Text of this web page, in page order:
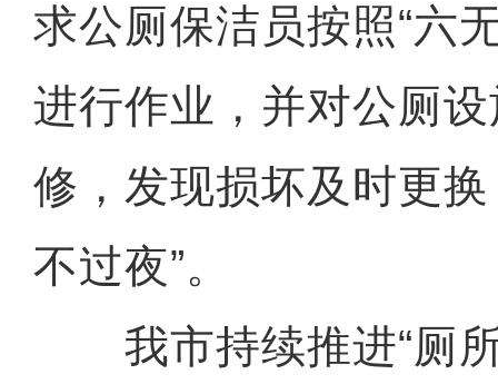
求公厕保洁员按照“六
进行作业，并对公厕
修，发现损坏及时更
不过夜”。
我市持续推进“厕所